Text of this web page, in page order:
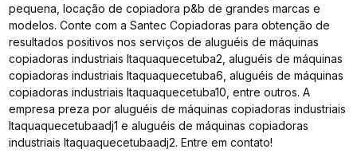
pequena, locação de copiadora p&b de grandes marcas e
modelos. Conte com a Santec Copiadoras para obtenção de
resultados positivos nos serviços de aluguéis de máquinas
copiadoras industriais Itaquaquecetuba2, aluguéis de máquinas
copiadoras industriais Itaquaquecetuba6, aluguéis de máquinas
copiadoras industriais Itaquaquecetuba10, entre outros. A
empresa preza por aluguéis de máquinas copiadoras industriais
Itaquaquecetubaadj1 e aluguéis de máquinas copiadoras
industriais Itaquaquecetubaadj2. Entre em contato!